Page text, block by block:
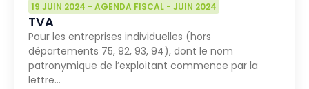
19 JUIN 2024 - AGENDA FISCAL - JUIN 2024
TVA
Pour les entreprises individuelles (hors
départements 75, 92, 93, 94), dont le nom
patronymique de l’exploitant commence par la
lettre…